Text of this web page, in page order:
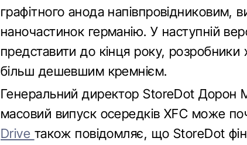
графітного анода напівпровідниковим,
наночастинок германію. У наступній
представити до кінця року, розробники
більш дешевшим кремнієм.
Генеральний директор StoreDot
масовий випуск осередків XFC може
Drive також повідомляє, що StoreDot